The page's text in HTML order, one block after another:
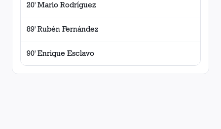
20' Mario Rodríguez
89' Rubén Fernández
90' Enrique Esclavo